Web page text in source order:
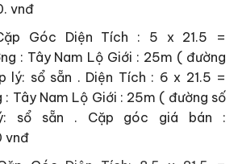
vnđ
Góc Diện Tích : 5 x 21.5 =
: Tây Nam Lộ Giới : 25m ( đường
lý: sổ sẵn . Diện Tích : 6 x 21.5 =
: Tây Nam Lộ Giới : 25m ( đường số
sổ sẵn . Cặp góc giá bán :
vnđ